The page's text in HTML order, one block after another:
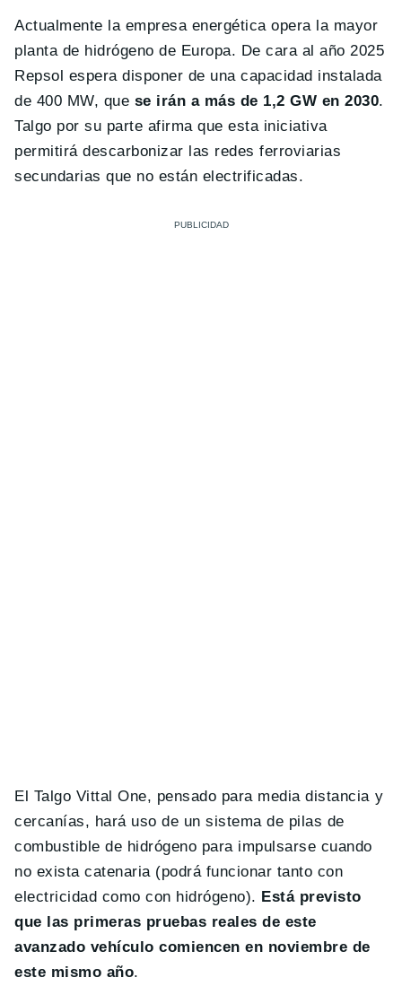
Actualmente la empresa energética opera la mayor
planta de hidrógeno de Europa. De cara al año 2025
Repsol espera disponer de una capacidad instalada
de 400 MW, que se irán a más de 1,2 GW en 2030.
Talgo por su parte afirma que esta iniciativa
permitirá descarbonizar las redes ferroviarias
secundarias que no están electrificadas.
El Talgo Vittal One, pensado para media distancia y
cercanías, hará uso de un sistema de pilas de
combustible de hidrógeno para impulsarse cuando
no exista catenaria (podrá funcionar tanto con
electricidad como con hidrógeno). Está previsto
que las primeras pruebas reales de este
avanzado vehículo comiencen en noviembre de
este mismo año.